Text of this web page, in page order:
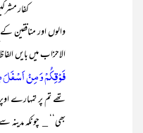
کفار مشرکین کی
والوں اور منافقین
الاحزاب میں بایں
فَوۡقِکُمۡ وَ مِنۡ
تھے تم پر تمہارے
بھی‘‘ _ چونکہ